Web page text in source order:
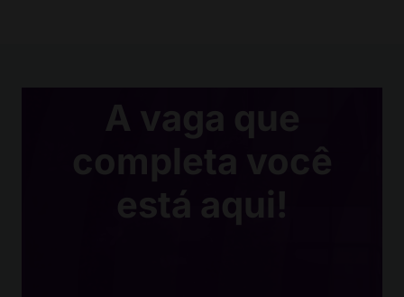
A vaga que
completa você
está aqui!